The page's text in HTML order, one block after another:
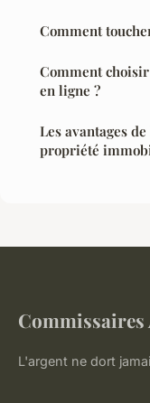
Comment
Comment
en ligne ?
Les avantages
propriété
Commissaires
L'argent ne dort